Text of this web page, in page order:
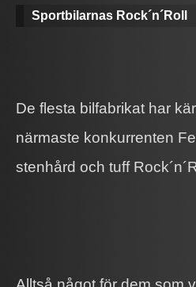
Sportbilarnas Rock´n´Roll
De flesta bilfabrikat har
närmaste konkurrenten
stenhård och tuff